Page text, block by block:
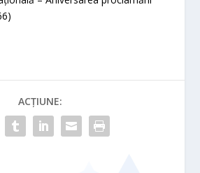
ACȚIUNE: